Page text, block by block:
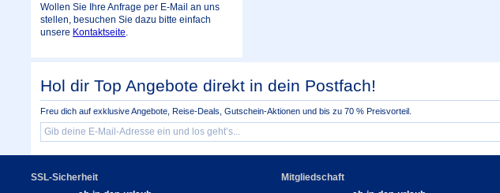
Wollen Sie Ihre Anfrage per E-Mail an uns
stellen, besuchen Sie dazu bitte einfach
unsere Kontaktseite
Hol dir Top Angebote direkt in dein Postfach!
Freu dich auf exklusive Angebote, Reise-Deals, Gutschein-Aktionen und bis zu 70 % Preisvorteil.
SSL-Sicherheit
Mitgliedschaft